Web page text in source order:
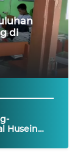
di
Husein